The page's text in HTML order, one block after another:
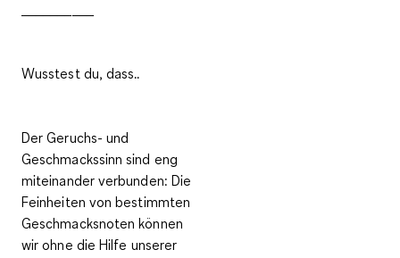
Wusstest du, dass..
Der Geruchs- und
Geschmackssinn sind eng
miteinander verbunden: Die
Feinheiten von bestimmten
Geschmacksnoten können
wir ohne die Hilfe unserer